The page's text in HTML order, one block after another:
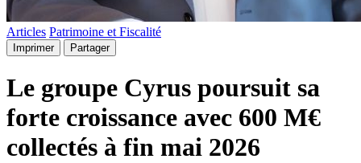
Articles Patrimoine et Fiscalité
Imprimer Partager
Le groupe Cyrus poursuit sa
forte croissance avec 600 M€
collectés à fin mai 2026